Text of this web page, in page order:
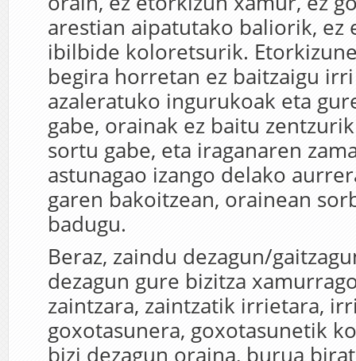
arestian aipatutako baliorik, ez
ibilbide koloretsurik.
begira horretan ez baitzaigu
azaleratuko ingurukoak eta
gabe, orainak ez baitu
sortu gabe, eta iraganaren
astunagao izango delako
garen bakoitzean, orainean
badugu.
Beraz, zaindu dezagun/
dezagun gure bizitza
zaintzara, zaintzatik irrietara,
goxotasunera, goxotasunetik
bizi dezagun oraina, burua